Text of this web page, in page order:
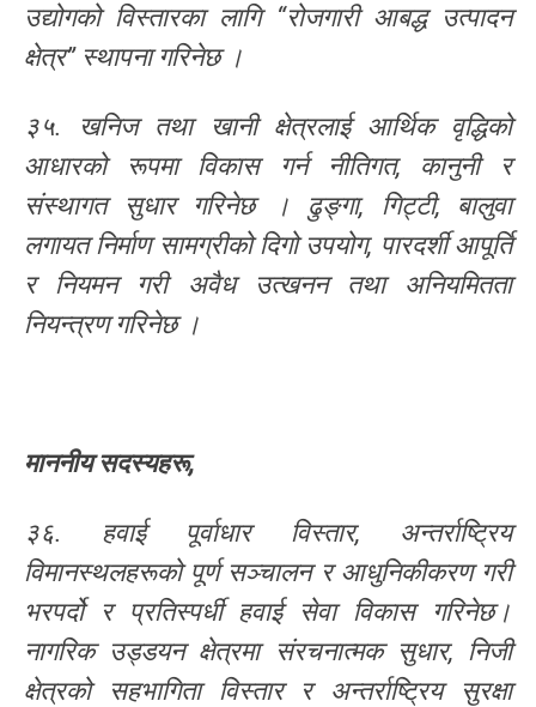
उद्योगको विस्तारका लागि “रोजगारी आबद्ध उत्पादन
क्षेत्र” स्थापना गरिनेछ ।
३५. खनिज तथा खानी क्षेत्रलाई आर्थिक वृद्धिको
आधारको रूपमा विकास गर्न नीतिगत, कानुनी र
संस्थागत सुधार गरिनेछ । ढुङ्गा, गिट्टी, बालुवा
लगायत निर्माण सामग्रीको दिगो उपयोग, पारदर्शी आपूर्ति
र नियमन गरी अवैध उत्खनन तथा अनियमितता
नियन्त्रण गरिनेछ ।
माननीय सदस्यहरू,
३६. हवाई पूर्वाधार विस्तार, अन्तर्राष्ट्रिय
विमानस्थलहरूको पूर्ण सञ्चालन र आधुनिकीकरण गरी
भरपर्दो र प्रतिस्पर्धी हवाई सेवा विकास गरिनेछ।
नागरिक उड्डयन क्षेत्रमा संरचनात्मक सुधार, निजी
क्षेत्रको सहभागिता विस्तार र अन्तर्राष्ट्रिय सुरक्षा